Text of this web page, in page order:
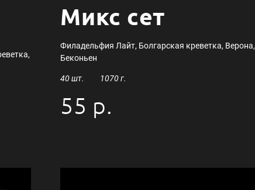
Микс сет
Филадельфия Лайт, Болгарская креветка, Верона,
Беконьен
40 шт. 1070 г.
55 р.